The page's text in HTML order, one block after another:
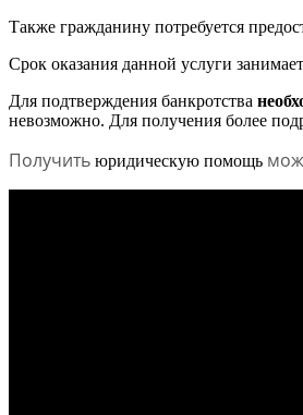
Также гражданину потребуется
Срок оказания данной услуги
Для подтверждения банкротства
невозможно. Для получения более
Получить юридическую помощь